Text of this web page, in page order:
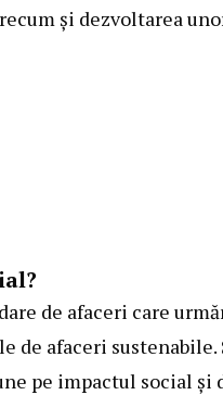
și dezvoltarea
de afaceri care
de afaceri
pe impactul social